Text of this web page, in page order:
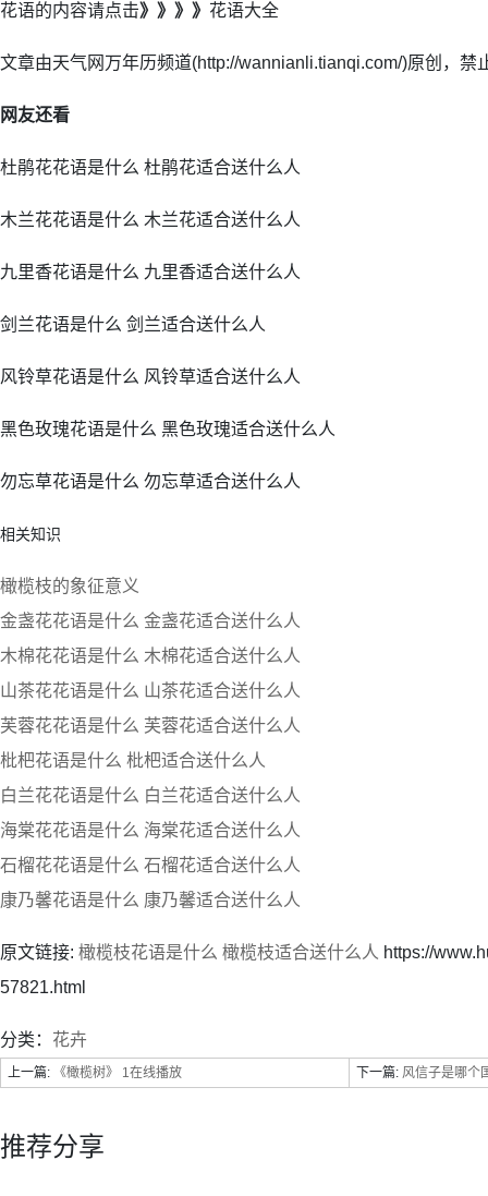
花语的内容请点击》》》》 花语大全
文章由天气网万年历频道(http://wannianli.tianqi.com/)原创，禁
网友还看
杜鹃花花语是什么 杜鹃花适合送什么人
木兰花花语是什么 木兰花适合送什么人
九里香花语是什么 九里香适合送什么人
剑兰花语是什么 剑兰适合送什么人
风铃草花语是什么 风铃草适合送什么人
黑色玫瑰花语是什么 黑色玫瑰适合送什么人
勿忘草花语是什么 勿忘草适合送什么人
相关知识
橄榄枝的象征意义
金盏花花语是什么 金盏花适合送什么人
木棉花花语是什么 木棉花适合送什么人
山茶花花语是什么 山茶花适合送什么人
芙蓉花花语是什么 芙蓉花适合送什么人
枇杷花语是什么 枇杷适合送什么人
白兰花花语是什么 白兰花适合送什么人
海棠花花语是什么 海棠花适合送什么人
石榴花花语是什么 石榴花适合送什么人
康乃馨花语是什么 康乃馨适合送什么人
原文链接: 橄榄枝花语是什么 橄榄枝适合送什么人 https://
57821.html
分类： 花卉
上一篇: 《橄榄树》 1在线播放 下一篇: 风信子是哪个
推荐分享